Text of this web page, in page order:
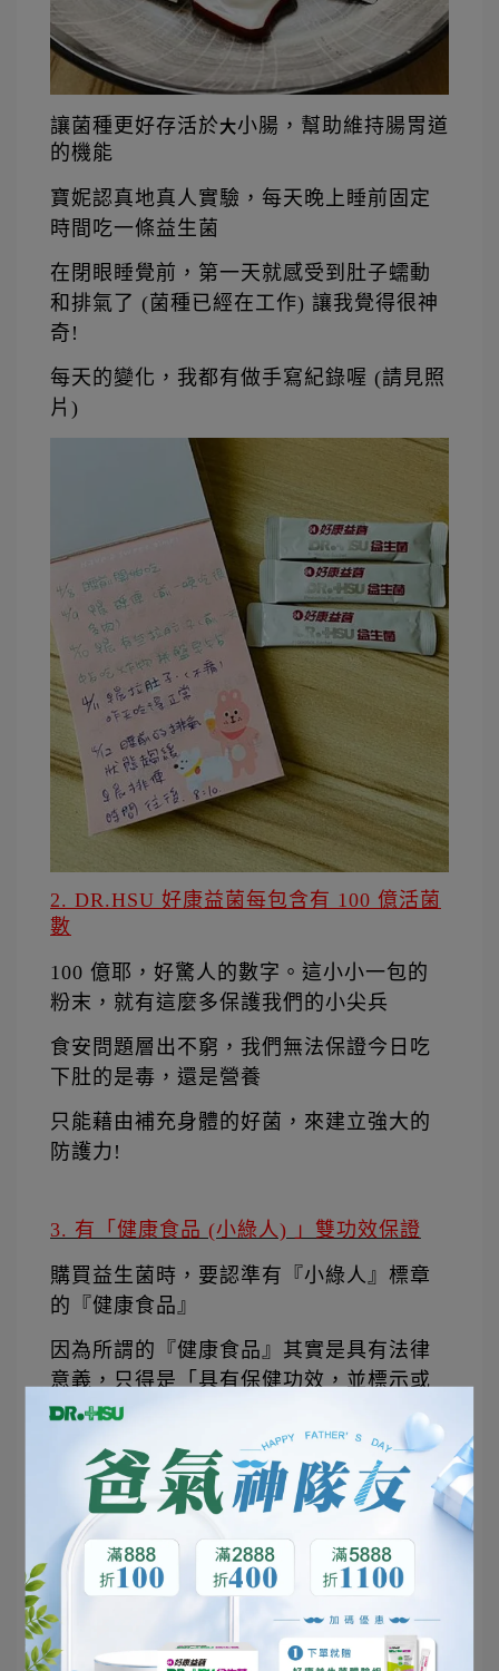
讓菌種更好存活於大小腸，幫助維持腸胃道
的機能
寶妮認真地真人實驗，每天晚上睡前固定
時間吃一條益生菌
在閉眼睡覺前，第一天就感受到肚子蠕動
和排氣了 (菌種已經在工作) 讓我覺得很神
奇!
每天的變化，我都有做手寫紀錄喔 (請見照
片)
2. DR.HSU 好康益菌每包含有 100 億活菌
數
100 億耶，好驚人的數字。這小小一包的
粉末，就有這麼多保護我們的小尖兵
食安問題層出不窮，我們無法保證今日吃
下肚的是毒，還是營養
只能藉由補充身體的好菌，來建立強大的
防護力!
3. 有「健康食品 (小綠人) 」雙功效保證
購買益生菌時，要認準有『小綠人』標章
的『健康食品』
因為所謂的『健康食品』其實是具有法律
意義，只得是「具有保健功效，並標示或
廣告其具該功效，
且須具有實質科學證據，非屬治療，矯正
人類疾病之醫療效能為目的之食品」。(內
容複製於 衛生福利部 網站)
DR.HSU官網有提到，經由實驗證實四週有
感，但是寶妮~~~~~ 隔天早上就有感
了!!!!